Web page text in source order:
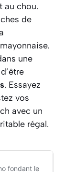
au chou.
de
une
. Essayez
vos
avec un
régal.